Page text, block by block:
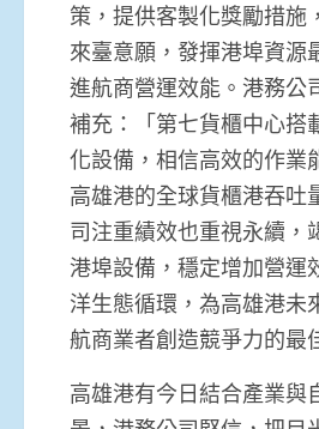
策，提供客製化獎勵措施
來臺意願，發揮港埠資源
進航商營運效能。港務公
補充：「第七貨櫃中心搭
化設備，相信高效的作業
高雄港的全球貨櫃港吞吐
司注重績效也重視永續，
港埠設備，穩定增加營運
洋生態循環，為高雄港未
航商業者創造競爭力的最
高雄港有今日結合產業與